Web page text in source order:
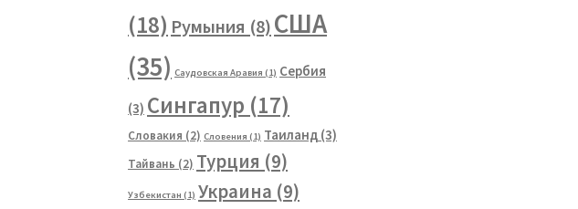
(18) Румыния (8)США
(35) Саудовская Аравия (1) Сербия
(3) Сингапур (17)
Словакия (2) Словения (1) Таиланд (3)
Тайвань (2) Турция (9)
Узбекистан (1) Украина (9)